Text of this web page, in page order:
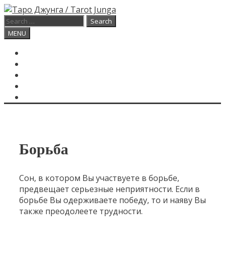
Skip
to
content
Search
for:
Search
MENU
Борьба
Сон, в котором Вы участвуете в борьбе,
предвещает серьезные неприятности. Если в
борьбе Вы одерживаете победу, то и наяву Вы
также преодолеете трудности.